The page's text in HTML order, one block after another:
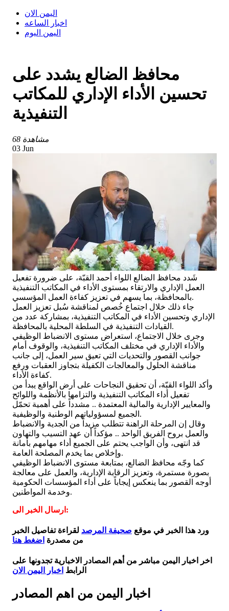
اليمن الان
اخبار الساعه
اليمن اليوم
محافظ الضالع يشدد على
تحسين الأداء الإداري للمكاتب
التنفيذية
68 مشاهدة
03 Jun
شَدد محافظ الضالع اللواء أحمد القبّة، على ضرورة تفعيل
العمل الإداري والارتقاء بمستوى الأداء في المكاتب التنفيذية
بالمحافظة، بما يسهم في تعزيز كفاءة العمل المؤسسي.
جاء ذلك خلال اجتماع خُصص لمناقشة سُبل تعزيز العمل
الإداري وتحسين الأداء في المكاتب التنفيذية، بمشاركة عدد من
القيادات التنفيذية في السلطة المحلية بالمحافظة.
وجرى خلال الاجتماع، استعراض مستوى الانضباط الوظيفي
والأداء الإداري في مختلف المكاتب التنفيذية، والوقوف أمام
جوانب القصور والتحديات التي تعيق سير العمل، إلى جانب
مناقشة الحلول والمعالجات الكفيلة بتجاوز العقبات ورفع
كفاءة الأداء.
وأكد اللواء القبّة، أن تحقيق النجاحات على أرض الواقع يبدأ من
تفعيل أداء المكاتب التنفيذية والتزامها بالأنظمة واللوائح
والمعايير الإدارية والمالية المعتمدة .. مشدداً على أهمية تحمّل
الجميع لمسؤولياتهم الوطنية والوظيفية.
وقال إن المرحلة الراهنة تتطلب مزيداً من الجدية والانضباط
والعمل بروح الفريق الواحد .. مؤكداً أن عهد التسيب والتهاون
قد انتهى، وأن الواجب يحتم على الجميع أداء مهامهم بأمانة
وإخلاص بما يخدم المصلحة العامة.
كما وجّه محافظ الضالع، بمتابعة مستوى الانضباط الوظيفي
بصورة مستمرة، وتعزيز الرقابة الإدارية، والعمل على معالجة
أوجه القصور بما ينعكس إيجاباً على أداء المؤسسات الحكومية
وخدمة المواطنين.
ارسال الخبر الى:
ورد هذا الخبر في موقع صحيفة المرصد لقراءة تفاصيل الخبر
من مصدرة اضغط هنا
اخر اخبار اليمن مباشر من أهم المصادر الاخبارية تجدونها على
الرابط اخبار اليمن الان
اخبار اليمن من اهم المصادر